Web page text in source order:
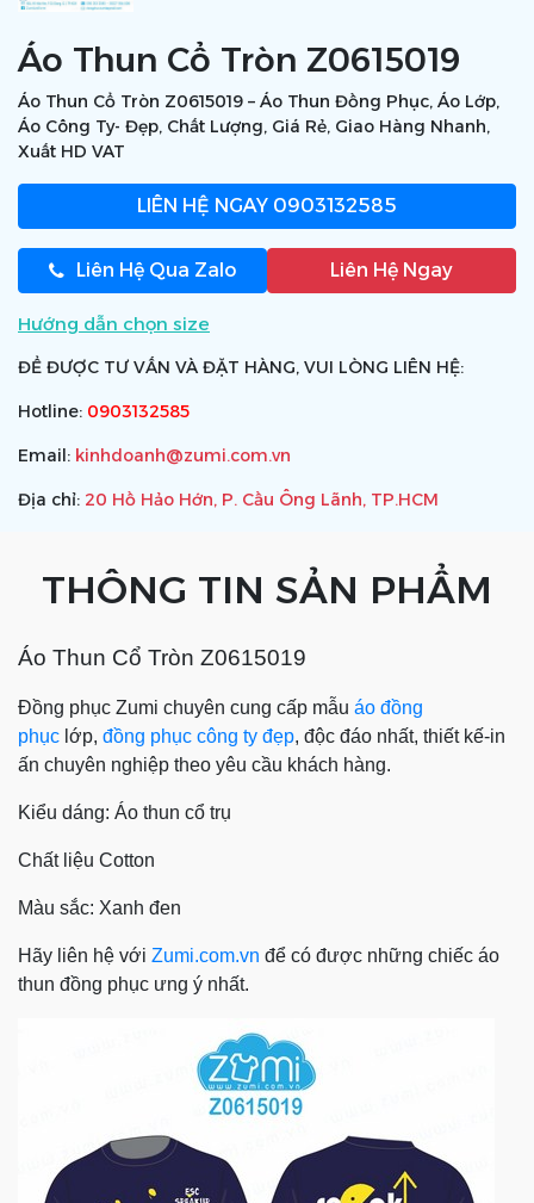
Áo Thun Cổ Tròn Z0615019
Áo Thun Cổ Tròn Z0615019 – Áo Thun Đồng Phục, Áo Lớp,
Áo Công Ty- Đẹp, Chất Lượng, Giá Rẻ, Giao Hàng Nhanh,
Xuất HD VAT
LIÊN HỆ NGAY 0903132585
Liên Hệ Qua Zalo Liên Hệ Ngay
Hướng dẫn chọn size
ĐỂ ĐƯỢC TƯ VẤN VÀ ĐẶT HÀNG, VUI LÒNG LIÊN HỆ:
Hotline: 0903132585
Email: kinhdoanh@zumi.com.vn
Địa chỉ: 20 Hồ Hảo Hớn, P. Cầu Ông Lãnh, TP.HCM
THÔNG TIN SẢN PHẨM
Áo Thun Cổ Tròn Z0615019
Đồng phục Zumi chuyên cung cấp mẫu áo đồng
phục lớp, đồng phục công ty đẹp, độc đáo nhất, thiết kế-in
ấn chuyên nghiệp theo yêu cầu khách hàng.
Kiểu dáng: Áo thun cổ trụ
Chất liệu Cotton
Màu sắc: Xanh đen
Hãy liên hệ với Zumi.com.vn để có được những chiếc áo
thun đồng phục ưng ý nhất.